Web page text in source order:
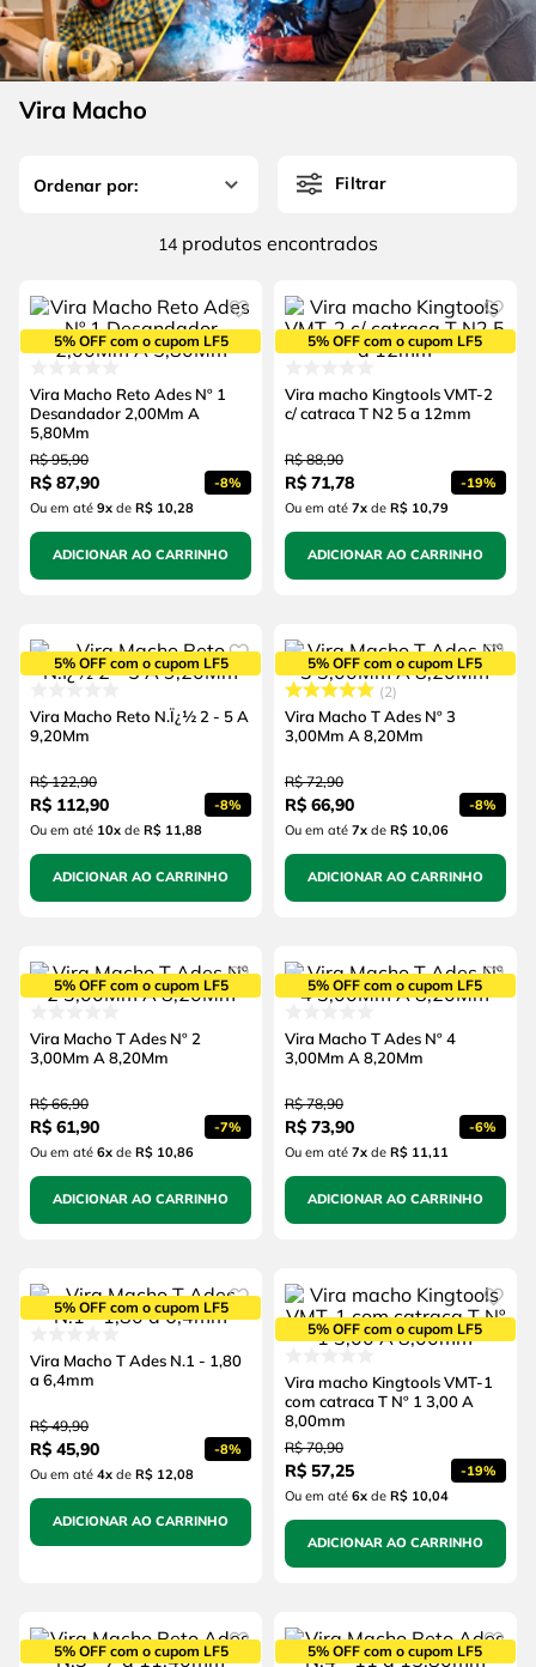
Vira Macho
Filtrar
14 produtos
5% OFF com o cupom LF5
Vira Macho Reto Ades Nº 1
Desandador 2,00Mm A
5,80Mm
R$ 95,90
R$ 87,90 -8%
Ou em até 9xde R$ 10,28
ADICIONAR AO CARRINHO
5% OFF com o cupom LF5
Vira macho Kingtools VMT-2
c/ catraca T N2 5 a 12mm
R$ 88,90
R$ 71,78 -19%
Ou em até 7xde R$ 10,79
ADICIONAR AO CARRINHO
5% OFF com o cupom LF5
Vira Macho Reto N.Ï¿½ 2 - 5 A
9,20Mm
R$ 122,90
R$ 112,90 -8%
Ou em até 10xde R$ 11,88
ADICIONAR AO CARRINHO
5% OFF com o cupom LF5
2
Vira Macho T Ades Nº 3
3,00Mm A 8,20Mm
R$ 72,90
R$ 66,90 -8%
Ou em até 7xde R$ 10,06
ADICIONAR AO CARRINHO
5% OFF com o cupom LF5
Vira Macho T Ades Nº 2
3,00Mm A 8,20Mm
R$ 66,90
R$ 61,90 -7%
Ou em até 6xde R$ 10,86
ADICIONAR AO CARRINHO
5% OFF com o cupom LF5
Vira Macho T Ades Nº 4
3,00Mm A 8,20Mm
R$ 78,90
R$ 73,90 -6%
Ou em até 7xde R$ 11,11
ADICIONAR AO CARRINHO
5% OFF com o cupom LF5
Vira Macho T Ades N.1 - 1,80
a 6,4mm
R$ 49,90
R$ 45,90 -8%
Ou em até 4xde R$ 12,08
ADICIONAR AO CARRINHO
5% OFF com o cupom LF5
Vira macho Kingtools VMT-1
com catraca T Nº 1 3,00 A
8,00mm
R$ 70,90
R$ 57,25 -19%
Ou em até 6xde R$ 10,04
ADICIONAR AO CARRINHO
5% OFF com o cupom LF5 5% OFF com o cupom LF5
6º serra copo
7º luva
8º fio
alicate
4 º escada
5º serra circular
º serra copo
fio
lavadora alta pressão